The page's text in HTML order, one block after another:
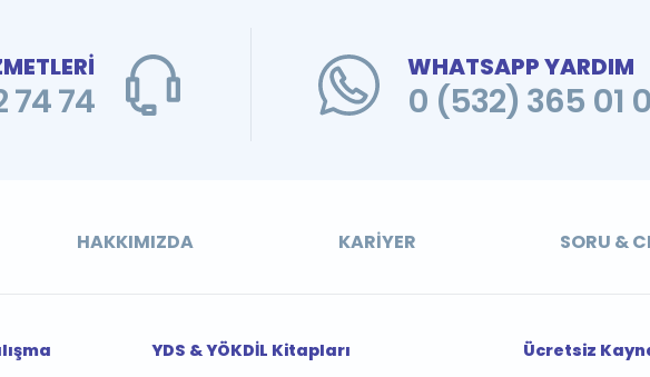
74
WHATSAPP YARDIM
0 (532) 365 01
HAKKIMIZDA KARIYER SORU &
YDS & YÖKDİL Kitapları
Ücretsiz